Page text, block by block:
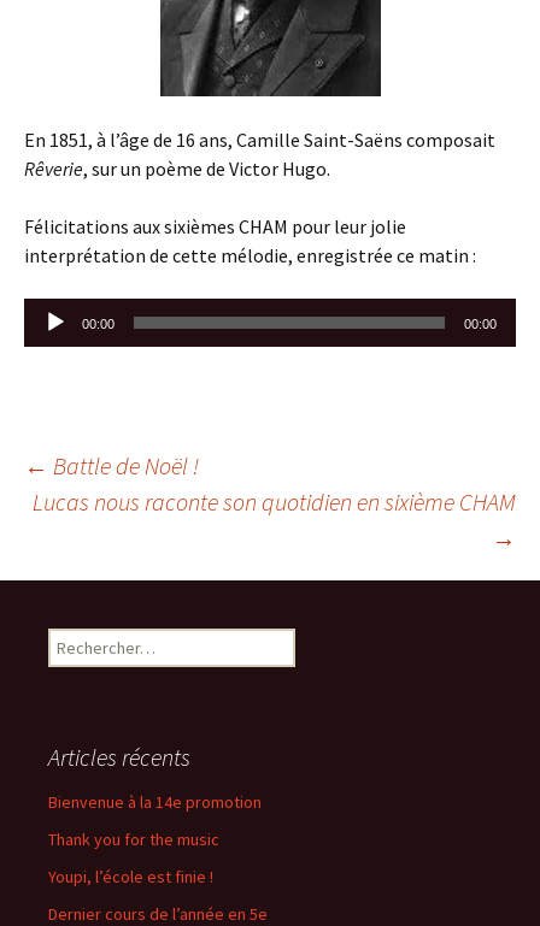
En 1851, à l’âge de 16 ans, Camille Saint-Saëns composait
Rêverie, sur un poème de Victor Hugo.
Félicitations aux sixièmes CHAM pour leur jolie
interprétation de cette mélodie, enregistrée ce matin :
Lecteur
audio
00:00 00:00
Navigation
articles
← Battle de Noël !
Lucas nous raconte son quotidien en sixième CHAM
→
Rechercher :
Articles récents
Bienvenue à la 14e promotion
Thank you for the music
Youpi, l’école est finie !
Dernier cours de l’année en 5e